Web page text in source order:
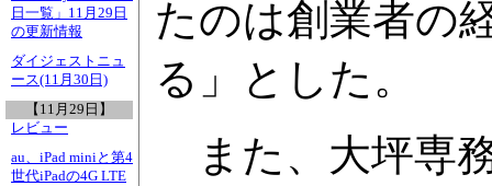
日一覧」11月29日
の更新情報
ダイジェストニュ
ース(11月30日)
【11月29日】
レビュー
au、iPad miniと第4
世代iPadの4G LTE
たのは創業者の
る」とした。
また、大坪専